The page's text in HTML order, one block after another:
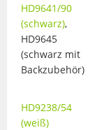
HD9641/90
(schwarz),
HD9645
(schwarz mit
Backzubehör)
HD9238/54
(weiß)